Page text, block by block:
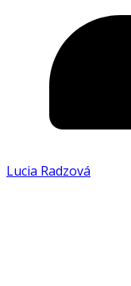
Lucia Radzová